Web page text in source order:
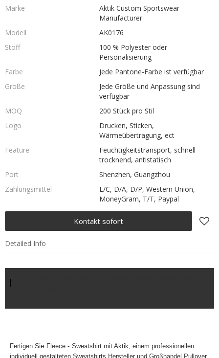
Marke
Aktik Custom Sportswear
Manufacturer
Modell
AK0176
Stoff
100 % Polyester oder
Personalisierung
Farbe
Jede Pantone-Farbe ist verfügbar
Größe
Jede Größe und Anpassung sind
verfügbar
MOQ
200 Stück pro Stil
Logo
Drucken, Sticken,
Wärmeübertragung, ect
Feature
Feuchtigkeitstransport, schnell
trocknend, antistatisch
Port
Shenzhen, Guangzhou
Zahlungsmittel
L/C, D/A, D/P, Western Union,
MoneyGram, T/T, Paypal
Kontakt sofort
Detailed Info
Fertigen Sie Fleece - Sweatshirt mit Aktik, einem professionellen
individuell gestalteten Sweatshirts Hersteller und Großhandel Pullover